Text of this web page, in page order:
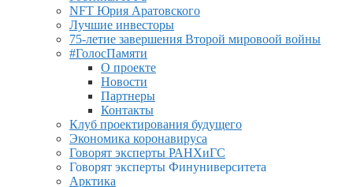
NFT Юрия Аратовского
Лучшие инвесторы
75-летие завершения Второй мировоой войны
#ГолосПамяти
О проекте
Новости
Партнеры
Контакты
Клуб проектирования будущего
Экономика коронавируса
Говорят эксперты РАНХиГС
Говорят эксперты Финуниверситета
Арктика